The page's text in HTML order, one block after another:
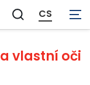
Zobrazit
vyhledávání
CS
vlastní oči